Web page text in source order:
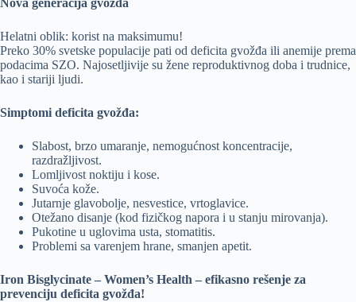
Helatni oblik: korist na maksimumu!
Preko 30% svetske populacije pati od deficita gvožđa ili anemije prema
podacima SZO. Najosetljivije su žene reproduktivnog doba i trudnice,
kao i stariji ljudi.
Simptomi deficita gvožđa:
Slabost, brzo umaranje, nemogućnost koncentracije,
razdražljivost.
Lomljivost noktiju i kose.
Suvoća kože.
Jutarnje glavobolje, nesvestice, vrtoglavice.
Otežano disanje (kod fizičkog napora i u stanju mirovanja).
Pukotine u uglovima usta, stomatitis.
Problemi sa varenjem hrane, smanjen apetit.
Iron Bisglycinate – Women’s Health – efikasno rešenje za
prevenciju deficita gvožđa!